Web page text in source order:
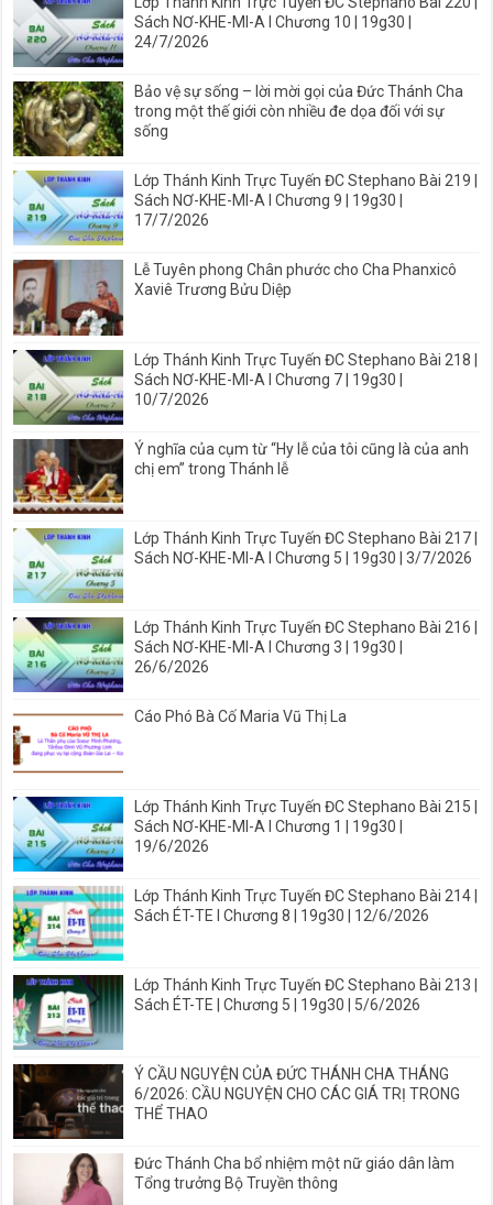
Sách NƠ-KHE-MI-A I Chương 10 | 19g30 |
24/7/2026
Bảo vệ sự sống – lời mời gọi của Đức Thánh Cha
trong một thế giới còn nhiều đe dọa đối với sự
sống
Lớp Thánh Kinh Trực Tuyến ĐC Stephano Bài 219 |
Sách NƠ-KHE-MI-A I Chương 9 | 19g30 |
17/7/2026
Lễ Tuyên phong Chân phước cho Cha Phanxicô
Xaviê Trương Bửu Diệp
Lớp Thánh Kinh Trực Tuyến ĐC Stephano Bài 218 |
Sách NƠ-KHE-MI-A I Chương 7 | 19g30 |
10/7/2026
Ý nghĩa của cụm từ “Hy lễ của tôi cũng là của anh
chị em” trong Thánh lễ
Lớp Thánh Kinh Trực Tuyến ĐC Stephano Bài 217 |
Sách NƠ-KHE-MI-A I Chương 5 | 19g30 | 3/7/2026
Lớp Thánh Kinh Trực Tuyến ĐC Stephano Bài 216 |
Sách NƠ-KHE-MI-A I Chương 3 | 19g30 |
26/6/2026
Cáo Phó Bà Cố Maria Vũ Thị La
Lớp Thánh Kinh Trực Tuyến ĐC Stephano Bài 215 |
Sách NƠ-KHE-MI-A I Chương 1 | 19g30 |
19/6/2026
Lớp Thánh Kinh Trực Tuyến ĐC Stephano Bài 214 |
Sách ÉT-TE I Chương 8 | 19g30 | 12/6/2026
Lớp Thánh Kinh Trực Tuyến ĐC Stephano Bài 213 |
Sách ÉT-TE | Chương 5 | 19g30 | 5/6/2026
Ý CẦU NGUYỆN CỦA ĐỨC THÁNH CHA THÁNG
6/2026: CẦU NGUYỆN CHO CÁC GIÁ TRỊ TRONG
THỂ THAO
Đức Thánh Cha bổ nhiệm một nữ giáo dân làm
Tổng trưởng Bộ Truyền thông